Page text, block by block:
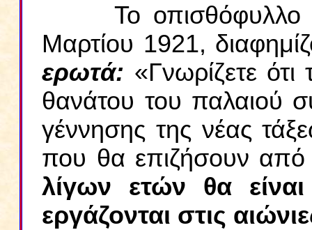
Το οπισθόφυλλο
Μαρτίου 1921,
ερωτά: «Γνωρίζετε
θανάτου του παλαιού
γέννησης της νέας
που θα επιζήσουν από
λίγων ετών θα
εργάζονται στις